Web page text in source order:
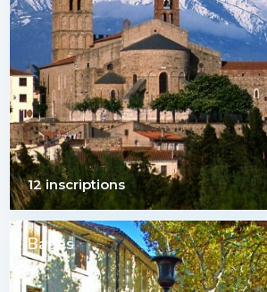
12 inscriptions
Bages